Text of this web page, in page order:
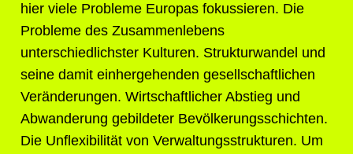
hier viele Probleme Europas fokussieren. Die
Probleme des Zusammenlebens
unterschiedlichster Kulturen. Strukturwandel und
seine damit einhergehenden gesellschaftlichen
Veränderungen. Wirtschaftlicher Abstieg und
Abwanderung gebildeter Bevölkerungsschichten.
Die Unflexibilität von Verwaltungsstrukturen. Um